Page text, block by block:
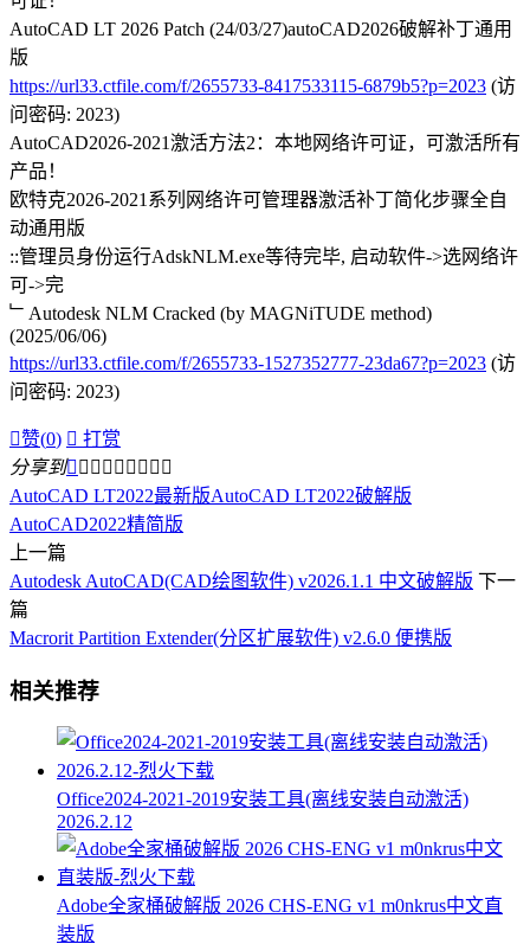
AutoCAD LT 2026 Patch (24/03/27)autoCAD2026破解补丁通用
版
https://url33.ctfile.com/f/2655733-8417533115-6879b5?p=2023 (访
问密码: 2023)
AutoCAD2026-2021激活方法2：本地网络许可证，可激活所有
产品！
欧特克2026-2021系列网络许可管理器激活补丁简化步骤全自
动通用版
::管理员身份运行AdskNLM.exe等待完毕, 启动软件->选网络许
可->完
﹂Autodesk NLM Cracked (by MAGNiTUDE method)
(2025/06/06)
https://url33.ctfile.com/f/2655733-1527352777-23da67?p=2023 (访
问密码: 2023)
赞(0)  打赏
分享到        
AutoCAD LT2022最新版AutoCAD LT2022破解版
AutoCAD2022精简版
上一篇
Autodesk AutoCAD(CAD绘图软件) v2026.1.1 中文破解版 下一
篇
Macrorit Partition Extender(分区扩展软件) v2.6.0 便携版
相关推荐
Office2024-2021-2019安装工具(离线安装自动激活)
2026.2.12
Adobe全家桶破解版 2026 CHS-ENG v1 m0nkrus中文直
装版